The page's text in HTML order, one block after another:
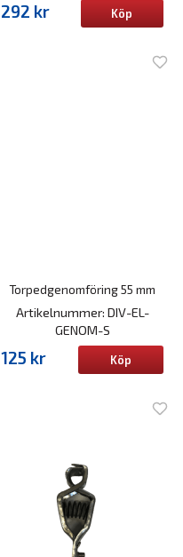
292 kr Köp
Torpedgenomföring 55 mm
Artikelnummer: DIV-EL-
GENOM-S
125 kr Köp